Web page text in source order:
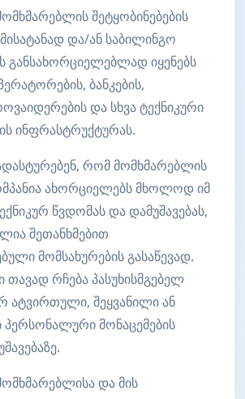
შეტყობინებების
და/ან საბილინგო
განსახორციელებლად იყენებს
ბანკების,
და სხვა ტექნიკური
ინფრასტრუქტურას.
რომ მომხმარებლის
ახორციელებს მხოლოდ იმ
წვდომას და დამუშავებას,
შეთანხმებით
მომსახურების გასაწევად.
რჩება პასუხისმგებელ
ატვირთული, შეყვანილი ან
პერსონალური მონაცემების
და მის